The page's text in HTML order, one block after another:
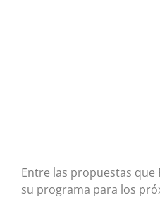
Entre las propuestas que
su programa para los